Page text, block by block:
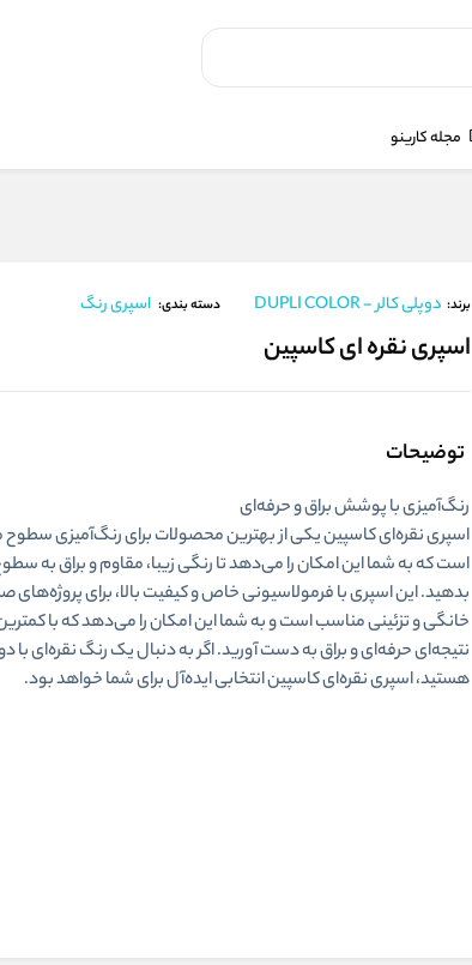
مجله کارینو
برند: دوپلی کالر - DUPLI COLOR دسته بندی: اسپری رنگ
اسپری نقره ای کاسپین
توضیحات
رنگ‌آمیزی با پوشش براق و حرفه‌ای
اسپری نقره‌ای کاسپین یکی از بهترین محصولات برای رنگ‌آمیزی
است که به شما این امکان را می‌دهد تا رنگی زیبا، مقاوم و براق به
بدهید. این اسپری با فرمولاسیونی خاص و کیفیت بالا، برای پروژه‌های
خانگی و تزئینی مناسب است و به شما این امکان را می‌دهد که با
نتیجه‌ای حرفه‌ای و براق به دست آورید. اگر به دنبال یک رنگ نقره‌ای با
هستید، اسپری نقره‌ای کاسپین انتخابی ایده‌آل برای شما خواهد بود.